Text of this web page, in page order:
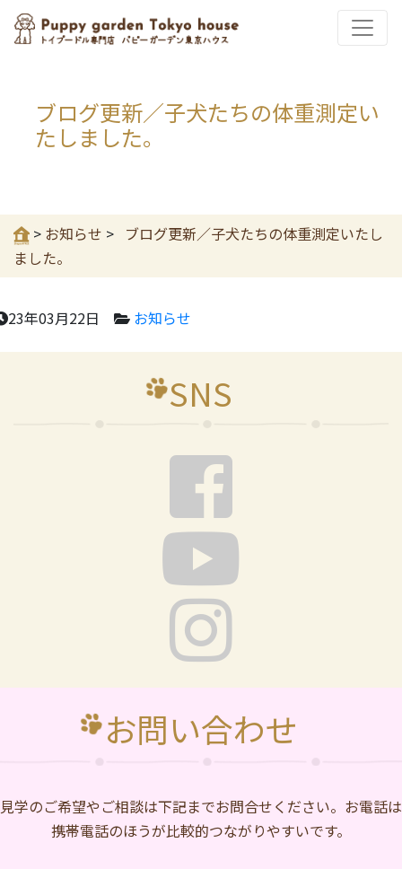
ブログ更新／子犬たちの体重測定い
たしました。
> お知らせ > ブログ更新／子犬たちの体重測定いたし
ました。
23年03月22日 お知らせ
SNS
お問い合わせ
⾒学のご希望やご相談は下記までお問合せください。お電話は
携帯電話のほうが比較的つながりやすいです。